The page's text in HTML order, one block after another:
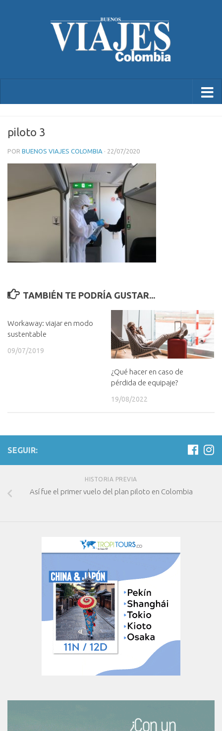
piloto 3
POR BUENOS VIAJES COLOMBIA · 22/07/2020
TAMBIÉN TE PODRÍA GUSTAR...
Workaway: viajar en modo
sustentable
09/07/2019
¿Qué hacer en caso de
pérdida de equipaje?
19/08/2022
SEGUIR:
HISTORIA PREVIA
Así fue el primer vuelo del plan piloto en Colombia